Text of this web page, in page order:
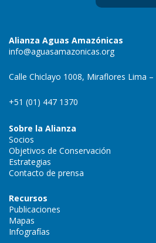
Alianza Aguas Amazónicas
info@aguasamazonicas.org
Calle Chiclayo 1008, Miraflores Lima –
+51 (01) 447 1370
Sobre la Alianza
Socios
Objetivos de Conservación
Estrategias
Contacto de prensa
Recursos
Publicaciones
Mapas
Infografías